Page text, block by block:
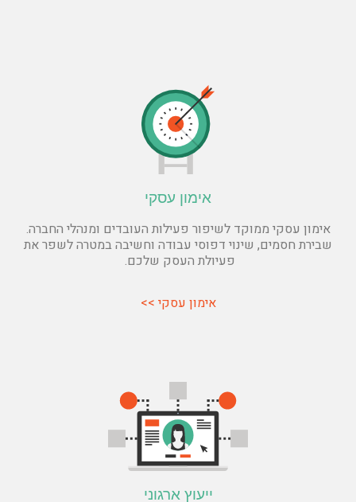
אימון עסקי
אימון עסקי ממוקד לשיפור פעילות העובדים ומנהלי החברה.
שבירת חסמים, שינוי דפוסי עבודה וחשיבה במטרה לשפר את
פעיולת העסק שלכם.
אימון עסקי >>
ייעוץ ארגוני